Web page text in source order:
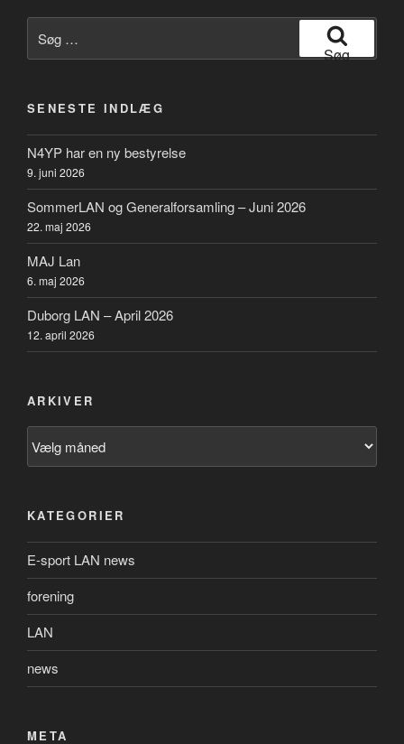
efter:
Søg
SENESTE INDLÆG
N4YP har en ny bestyrelse
9. juni 2026
SommerLAN og Generalforsamling – Juni 2026
22. maj 2026
MAJ Lan
6. maj 2026
Duborg LAN – April 2026
12. april 2026
ARKIVER
KATEGORIER
E-sport LAN news
forening
LAN
news
META